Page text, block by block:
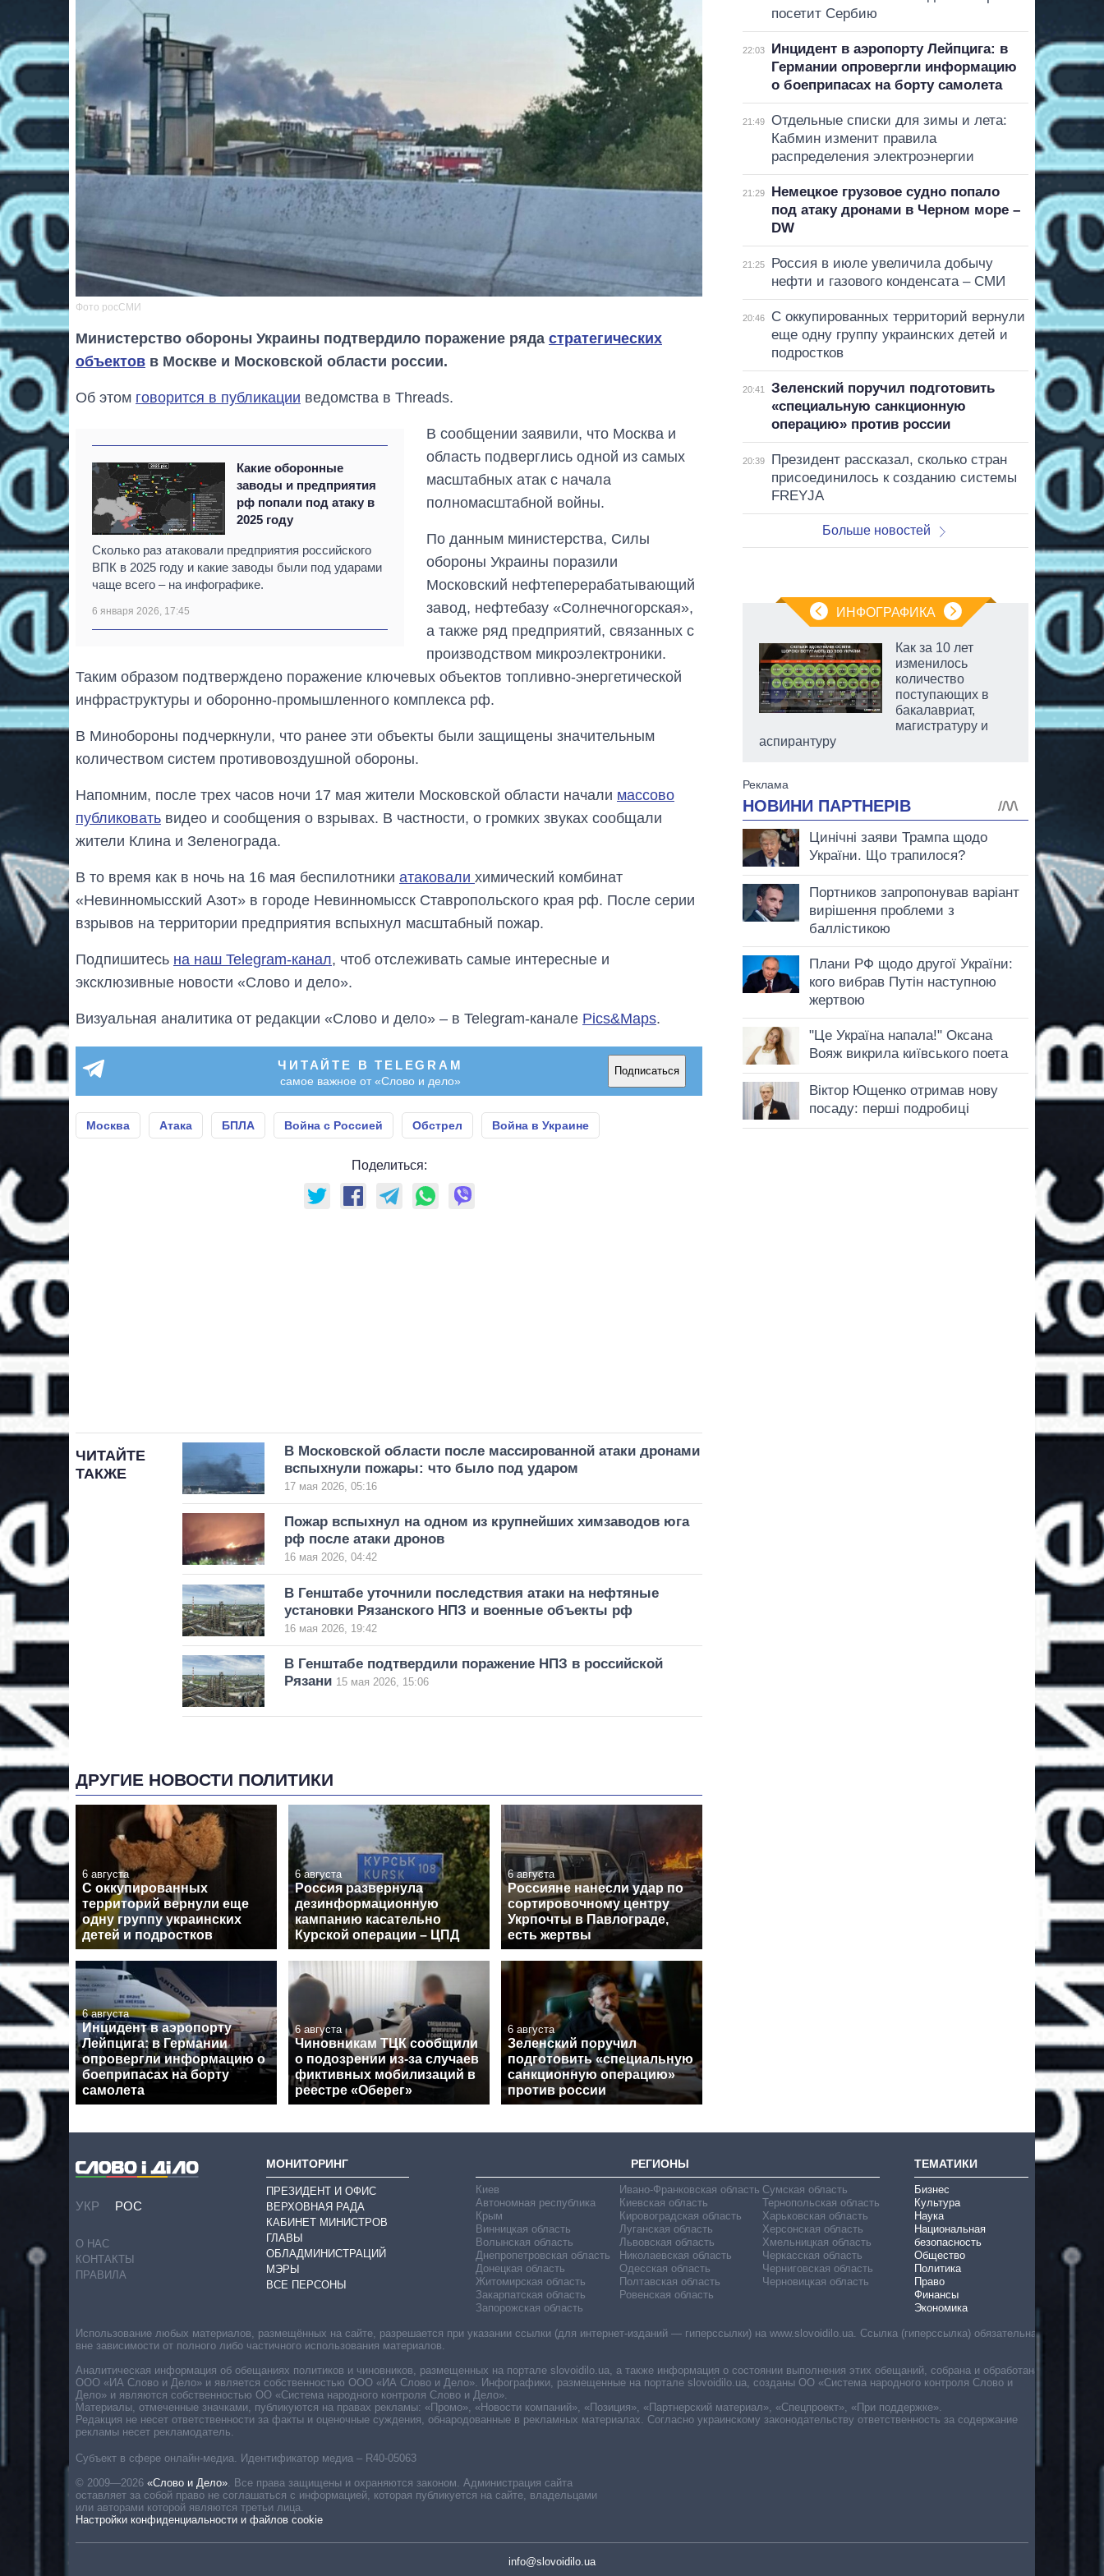
Фото росСМИ
Министерство обороны Украины подтвердило поражение ряда стратегических
объектов в Москве и Московской области россии.
Об этом говорится в публикации ведомства в Threads.
Какие оборонные
заводы и предприятия
рф попали под атаку в
2025 году
Сколько раз атаковали предприятия российского
ВПК в 2025 году и какие заводы были под ударами
чаще всего – на инфографике.
6 января 2026, 17:45
В сообщении заявили, что Москва и
область подверглись одной из самых
масштабных атак с начала
полномасштабной войны.
По данным министерства, Силы
обороны Украины поразили
Московский нефтеперерабатывающий
завод, нефтебазу «Солнечногорская»,
а также ряд предприятий, связанных с
производством микроэлектроники.
Таким образом подтверждено поражение ключевых объектов топливно-энергетической
инфраструктуры и оборонно-промышленного комплекса рф.
В Минобороны подчеркнули, что ранее эти объекты были защищены значительным
количеством систем противовоздушной обороны.
Напомним, после трех часов ночи 17 мая жители Московской области начали массово
публиковать видео и сообщения о взрывах. В частности, о громких звуках сообщали
жители Клина и Зеленограда.
В то время как в ночь на 16 мая беспилотники атаковали химический комбинат
«Невинномысский Азот» в городе Невинномысск Ставропольского края рф. После серии
взрывов на территории предприятия вспыхнул масштабный пожар.
Подпишитесь на наш Telegram-канал, чтоб отслеживать самые интересные и
эксклюзивные новости «Слово и дело».
Визуальная аналитика от редакции «Слово и дело» – в Telegram-канале Pics&Maps.
ЧИТАЙТЕ В TELEGRAM
самое важное от «Слово и дело»
Подписаться
Москва Атака БПЛА Война с Россией Обстрел Война в Украине
Поделиться:
ЧИТАЙТЕ
ТАКЖЕ
В Московской области после массированной атаки дронами
вспыхнули пожары: что было под ударом
17 мая 2026, 05:16
Пожар вспыхнул на одном из крупнейших химзаводов юга
рф после атаки дронов
16 мая 2026, 04:42
В Генштабе уточнили последствия атаки на нефтяные
установки Рязанского НПЗ и военные объекты рф
16 мая 2026, 19:42
В Генштабе подтвердили поражение НПЗ в российской
Рязани 15 мая 2026, 15:06
ДРУГИЕ НОВОСТИ ПОЛИТИКИ
6 августа
С оккупированных
территорий вернули еще
одну группу украинских
детей и подростков
6 августа
Россия развернула
дезинформационную
кампанию касательно
Курской операции – ЦПД
6 августа
Россияне нанесли удар по
сортировочному центру
Укрпочты в Павлограде,
есть жертвы
6 августа
Инцидент в аэропорту
Лейпцига: в Германии
опровергли информацию о
боеприпасах на борту
самолета
6 августа
Чиновникам ТЦК сообщили
о подозрении из-за случаев
фиктивных мобилизаций в
реестре «Оберег»
6 августа
Зеленский поручил
подготовить «специальную
санкционную операцию»
против россии
посетит Сербию
22:03
Инцидент в аэропорту Лейпцига: в
Германии опровергли информацию
о боеприпасах на борту самолета
21:49
Отдельные списки для зимы и лета:
Кабмин изменит правила
распределения электроэнергии
21:29
Немецкое грузовое судно попало
под атаку дронами в Черном море –
DW
21:25
Россия в июле увеличила добычу
нефти и газового конденсата – СМИ
20:46
С оккупированных территорий вернули
еще одну группу украинских детей и
подростков
20:41
Зеленский поручил подготовить
«специальную санкционную
операцию» против россии
20:39
Президент рассказал, сколько стран
присоединилось к созданию системы
FREYJA
Больше новостей
ИНФОГРАФИКА
Как выросли
тарифы на
холодную воду в
Как за 10 лет
изменилось
количество
поступающих в
бакалавриат,
магистратуру и
аспирантуру
УКР РОС
О НАС
КОНТАКТЫ
ПРАВИЛА
МОНИТОРИНГ
ПРЕЗИДЕНТ И ОФИС
ВЕРХОВНАЯ РАДА
КАБИНЕТ МИНИСТРОВ
ГЛАВЫ
ОБЛАДМИНИСТРАЦИЙ
МЭРЫ
ВСЕ ПЕРСОНЫ
РЕГИОНЫ
Киев
Автономная республика
Крым
Винницкая область
Волынская область
Днепропетровская область
Донецкая область
Житомирская область
Закарпатская область
Запорожская область
Ивано-Франковская область
Киевская область
Кировоградская область
Луганская область
Львовская область
Николаевская область
Одесская область
Полтавская область
Ровенская область
Сумская область
Тернопольская область
Харьковская область
Херсонская область
Хмельницкая область
Черкасская область
Черниговская область
Черновицкая область
ТЕМАТИКИ
Бизнес
Культура
Наука
Национальная
безопасность
Общество
Политика
Право
Финансы
Экономика
Субъект в сфере онлайн-медиа. Идентификатор медиа – R40-05063
© 2009—2026 «Слово и Дело». Все права защищены и охраняются законом. Администрация сайта
оставляет за собой право не соглашаться с информацией, которая публикуется на сайте, владельцами
или авторами которой являются третьи лица.
Настройки конфиденциальности и файлов cookie
info@slovoidilo.ua
Использование любых материалов, размещённых на сайте, разрешается при указании ссылки (для интернет-изданий — гиперссылки) на www.slovoidilo.ua. Ссылка (гиперссылка) обязательна
вне зависимости от полного либо частичного использования материалов.
Аналитическая информация об обещаниях политиков и чиновников, размещенных на портале slovoidilo.ua, а также информация о состоянии выполнения этих обещаний, собрана и обработана
ООО «ИА Слово и Дело» и является собственностью ООО «ИА Слово и Дело». Инфографики, размещенные на портале slovoidilo.ua, созданы ОО «Система народного контроля Слово и
Дело» и являются собственностью ОО «Система народного контроля Слово и Дело».
Материалы, отмеченные значками, публикуются на правах рекламы: «Промо», «Новости компаний», «Позиция», «Партнерский материал», «Спецпроект», «При поддержке».
Редакция не несет ответственности за факты и оценочные суждения, обнародованные в рекламных материалах. Согласно украинскому законодательству ответственность за содержание
рекламы несет рекламодатель.